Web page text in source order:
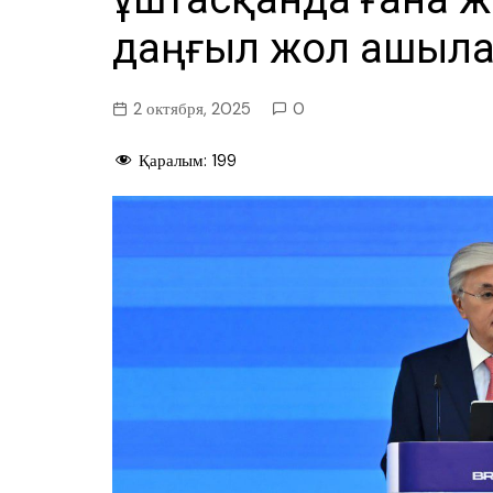
даңғыл жол
2 октября, 2025 0
Қаралым: 199